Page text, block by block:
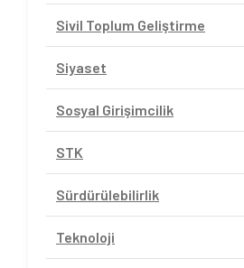
Sivil Toplum Geliştirme
Siyaset
Sosyal Girişimcilik
STK
Sürdürülebilirlik
Teknoloji